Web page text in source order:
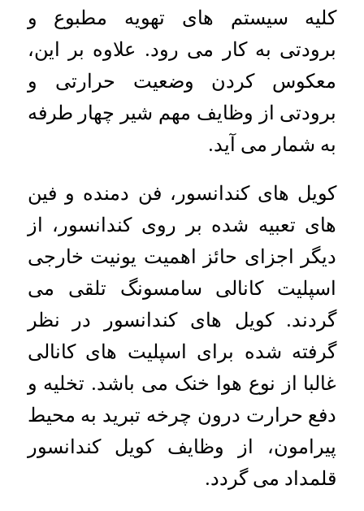
کلیه سیستم های تهویه مطبوع و
برودتی به کار می رود. علاوه بر این،
معکوس کردن وضعیت حرارتی و
برودتی از وظایف مهم شیر چهار طرفه
به شمار می آید.
کویل های کندانسور، فن دمنده و فین
های تعبیه شده بر روی کندانسور، از
دیگر اجزای حائز اهمیت یونیت خارجی
اسپلیت کانالی سامسونگ تلقی می
گردند. کویل های کندانسور در نظر
گرفته شده برای اسپلیت های کانالی
غالبا از نوع هوا خنک می باشد. تخلیه و
دفع حرارت درون چرخه تبرید به محیط
پیرامون، از وظایف کویل کندانسور
قلمداد می گردد.